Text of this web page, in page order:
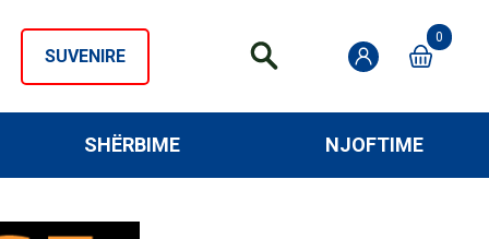
SUVENIRE
0
SHËRBIME NJOFTIME